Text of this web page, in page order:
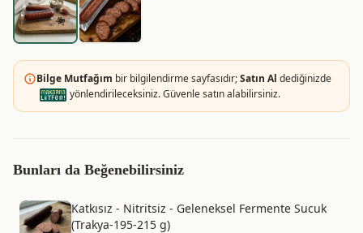
Bilge Mutfağım bir bilgilendirme sayfasıdır;Satın Al dediğinizde
yönlendirileceksiniz. Güvenle satın alabilirsiniz.
Bunları da Beğenebilirsiniz
Katkısız - Nitritsiz - Geleneksel Fermente Sucuk
(Trakya-195-215 g)